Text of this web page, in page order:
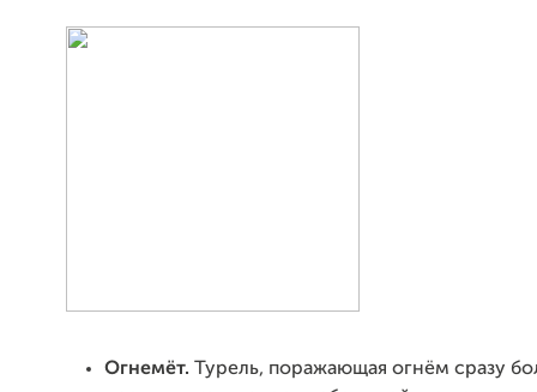
Огнемёт.
Турель, поражающая огнём сразу